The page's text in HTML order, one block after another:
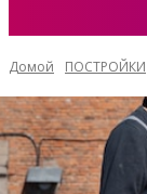
Домой ПОСТРОЙКИ